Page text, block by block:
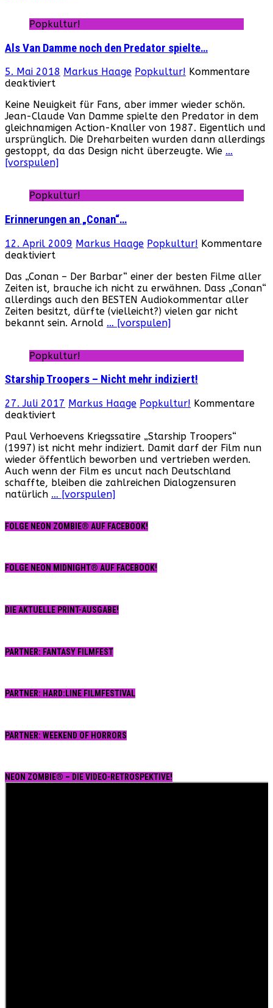
Popkultur!
Als Van Damme noch den Predator spielte…
5. Mai 2018 Markus Haage Popkultur! Kommentare
deaktiviertfür
Van
Damme
noch
den
Predator
spielte…
Keine Neuigkeit für Fans, aber immer wieder schön.
Jean-Claude Van Damme spielte den Predator in dem
gleichnamigen Action-Knaller von 1987. Eigentlich und
ursprünglich. Die Dreharbeiten wurden dann allerdings
gestoppt, da das Design nicht überzeugte. Wie …
[vorspulen]
Popkultur!
Erinnerungen an „Conan“…
12. April 2009 Markus Haage Popkultur! Kommentare
deaktiviert
an
„Conan“…
Das „Conan – Der Barbar“ einer der besten Filme aller
Zeiten ist, brauche ich nicht zu erwähnen. Dass „Conan“
allerdings auch den BESTEN Audiokommentar aller
Zeiten besitzt, dürfte (vielleicht?) vielen gar nicht
bekannt sein. Arnold … [vorspulen]
Popkultur!
Starship Troopers – Nicht mehr indiziert!
27. Juli 2017 Markus Haage Popkultur! Kommentare
deaktiviertfür
Troopers
–
Nicht
mehr
indiziert!
Paul Verhoevens Kriegssatire „Starship Troopers“
(1997) ist nicht mehr indiziert. Damit darf der Film nun
wieder öffentlich beworben und vertrieben werden.
Auch wenn der Film es uncut nach Deutschland
schaffte, bleiben die zahlreichen Dialogzensuren
natürlich … [vorspulen]
FOLGE NEON ZOMBIE® AUF FACEBOOK!
FOLGE NEON MIDNIGHT® AUF FACEBOOK!
DIE AKTUELLE PRINT-AUSGABE!
PARTNER: FANTASY FILMFEST
PARTNER: HARD:LINE FILMFESTIVAL
PARTNER: WEEKEND OF HORRORS
NEON ZOMBIE® – DIE VIDEO-RETROSPEKTIVE!